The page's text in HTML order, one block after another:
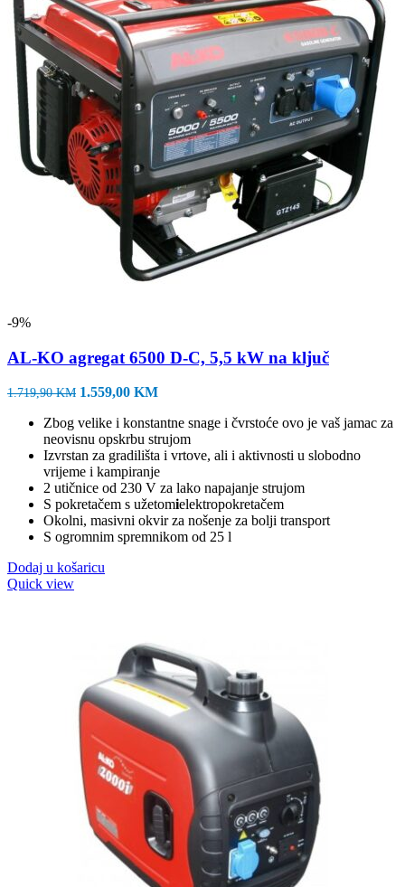
-9%
AL-KO agregat 6500 D-C, 5,5 kW na ključ
1.719,90KM Izvorna
bila
je:
1.719,90 KM.
1.559,00 KMTrenutna
je:
1.559,00 KM.
Zbog velike i konstantne snage i čvrstoće ovo je vaš jamac za
neovisnu opskrbu strujom
Izvrstan za gradilišta i vrtove, ali i aktivnosti u slobodno
vrijeme i kampiranje
2 utičnice od 230 V za lako napajanje strujom
S pokretačem s užetomielektropokretačem
Okolni, masivni okvir za nošenje za bolji transport
S ogromnim spremnikom od 25 l
Dodaj u košaricu
Quick view